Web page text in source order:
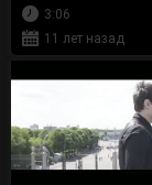
3:06
11 лет назад